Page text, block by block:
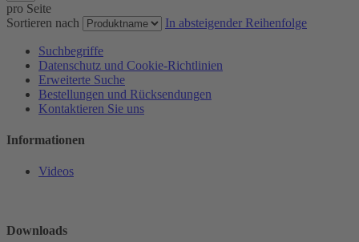
pro Seite
Sortieren nach
In absteigender Reihenfolge
Suchbegriffe
Datenschutz und Cookie-Richtlinien
Erweiterte Suche
Bestellungen und Rücksendungen
Kontaktieren Sie uns
Informationen
Videos
Downloads